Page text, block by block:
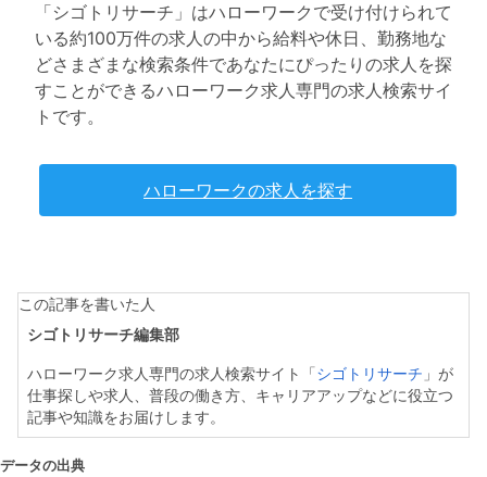
「シゴトリサーチ」はハローワークで受け付けられて
いる約100万件の求人の中から給料や休日、勤務地な
どさまざまな検索条件であなたにぴったりの求人を探
すことができるハローワーク求人専門の求人検索サイ
トです。
ハローワークの求人を探す
この記事を書いた人
シゴトリサーチ編集部
ハローワーク求人専門の求人検索サイト「 シゴトリサーチ 」が
仕事探しや求人、普段の働き方、キャリアアップなどに役立つ
記事や知識をお届けします。
データの出典